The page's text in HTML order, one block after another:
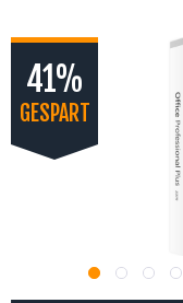
41%
GESPART